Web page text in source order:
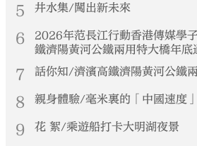
5 井水集/闖出新未來
6
2026年范長江行動香港傳媒學
鐵濟陽黃河公鐵兩用特大橋年
港生見證大國基建實力
7 話你知/濟濱高鐵濟陽黃河公鐵
8 親身體驗/毫米裏的「中國速度」
9 花 絮/乘遊船打卡大明湖夜景